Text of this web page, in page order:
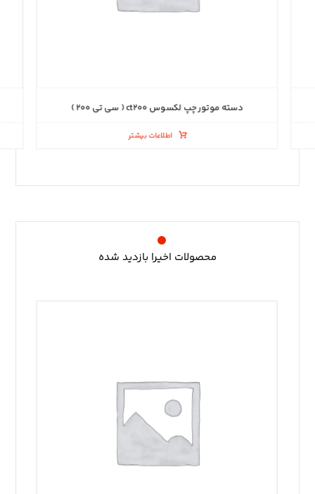
دسته موتور چپ لکسوس ct۲۰۰ ( سی تی ۲۰۰ )
اطلاعات بیشتر
محصولات اخیرا بازدید شده